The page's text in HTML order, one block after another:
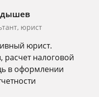
юрист
юрист.
расчет налоговой
в оформлении